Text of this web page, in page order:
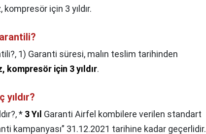
için 3 yıldır.
1) Garanti süresi, malın teslim tarihinden
kompresör için 3 yıldır.
* 3 Yıl Garanti Airfel kombilere verilen standart
kampanyası” 31.12.2021 tarihine kadar geçerlidir.